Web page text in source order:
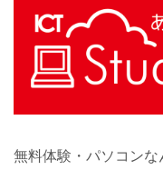
無料体験・パソコンな